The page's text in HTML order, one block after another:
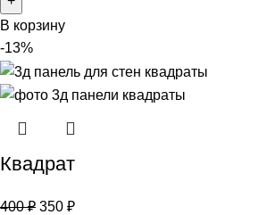
В корзину
-13%
Квадрат
400₽ 350 ₽